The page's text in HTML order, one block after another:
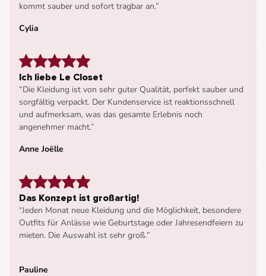
kommt sauber und sofort tragbar an.”
Cylia
Ich liebe Le Closet
“Die Kleidung ist von sehr guter Qualität, perfekt sauber und
sorgfältig verpackt. Der Kundenservice ist reaktionsschnell
und aufmerksam, was das gesamte Erlebnis noch
angenehmer macht.”
Anne Joëlle
Das Konzept ist großartig!
“Jeden Monat neue Kleidung und die Möglichkeit, besondere
Outfits für Anlässe wie Geburtstage oder Jahresendfeiern zu
mieten. Die Auswahl ist sehr groß.”
Pauline